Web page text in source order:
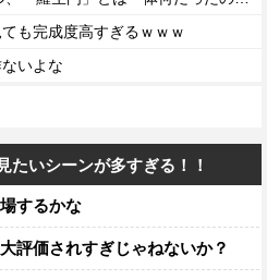
も完成度高すぎるｗｗｗ
いよな
たいシーンが多すぎる！！
するかな
評価されすぎじゃねないか？